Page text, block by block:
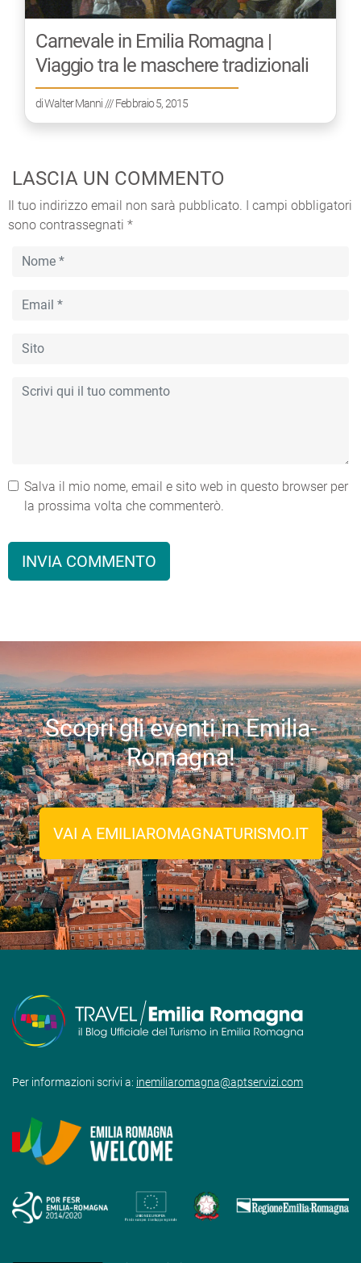
Carnevale in Emilia Romagna |
Viaggio tra le maschere tradizionali
diWalter Manni /// Febbraio 5, 2015
LASCIA UN COMMENTO
Il tuo indirizzo email non sarà pubblicato. I campi obbligatori
sono contrassegnati *
Salva il mio nome, email e sito web in questo browser per
la prossima volta che commenterò.
Scopri gli eventi in Emilia-
Romagna!
VAI A EMILIAROMAGNATURISMO.IT
Per informazioni scrivi a: inemiliaromagna@aptservizi.com